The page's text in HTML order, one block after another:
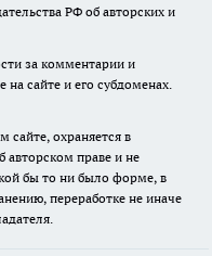
РФ об авторских и
за комментарии и
сайте и его субдоменах.
охраняется в
авторском праве и не
бы то ни было форме, в
переработке не иначе